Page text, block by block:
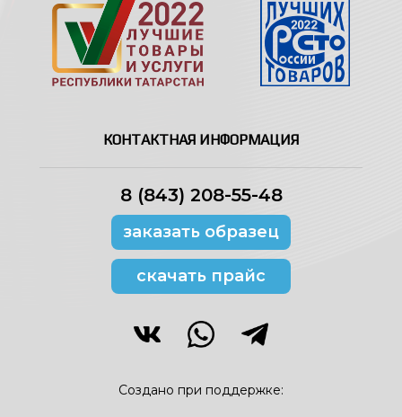
КОНТАКТНАЯ ИНФОРМАЦИЯ
8 (843) 208-55-48
заказать образец
скачать прайс
Создано при поддержке: